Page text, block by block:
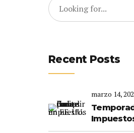
Recent Posts
marzo 14,
EE.UU: